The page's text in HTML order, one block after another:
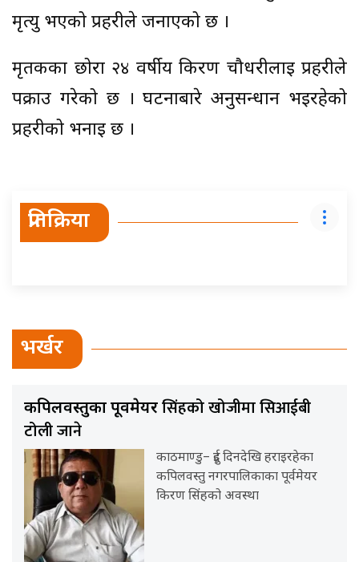
मृत्यु भएको प्रहरीले जनाएको छ ।
मृतकका छोरा २४ वर्षीय किरण चौधरीलाई प्रहरीले
पक्राउ गरेको छ । घटनाबारे अनुसन्धान भइरहेको
प्रहरीको भनाइ छ ।
प्रतिक्रिया
भर्खर
कपिलवस्तुका पूर्वमेयरसिंहको खोजीमा सिआईबी
टोली जाने
काठमाण्डु– दुई दिनदेखि हराइरहेका
कपिलवस्तु नगरपालिकाका पूर्वमेयर
किरण सिंहको अवस्था